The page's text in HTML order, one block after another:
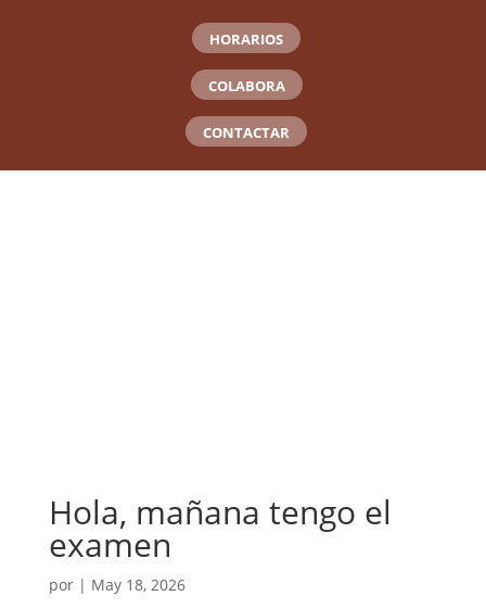
HORARIOS
COLABORA
CONTACTAR
Hola, mañana tengo el
examen
por | May 18, 2026